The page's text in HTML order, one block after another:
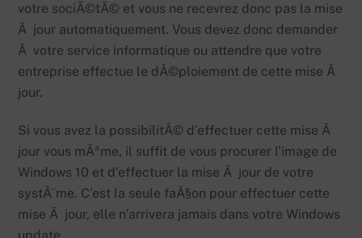
votre sociÃ©tÃ© et vous ne recevrez donc pas la mise
Ã jour automatiquement. Vous devez donc demander
Ã votre service informatique ou attendre que votre
entreprise effectue le dÃ©ploiement de cette mise Ã
jour.
Si vous avez la possibilitÃ© d’effectuer cette mise Ã
jour vous mÃªme, il suffit de vous procurer l’image de
Windows 10 et d’effectuer la mise Ã jour de votre
systÃ¨me. C’est la seule faÃ§on pour effectuer cette
mise Ã jour, elle n’arrivera jamais dans votre Windows